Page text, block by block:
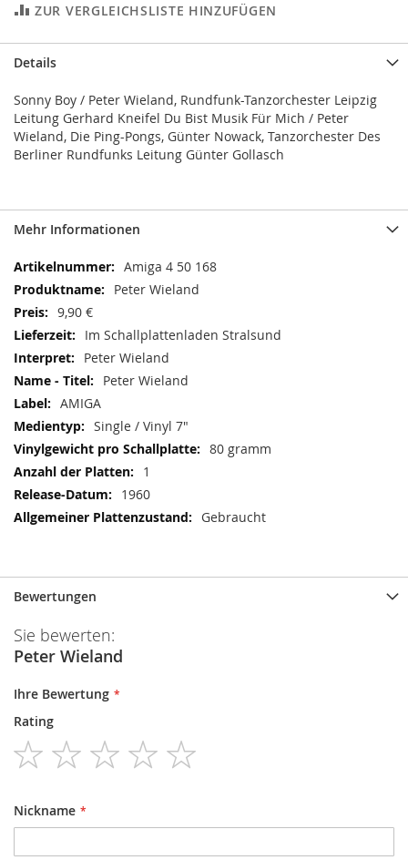
ZUR VERGLEICHSLISTE HINZUFÜGEN
Details
Sonny Boy / Peter Wieland, Rundfunk-Tanzorchester Leipzig
Leitung Gerhard Kneifel Du Bist Musik Für Mich / Peter
Wieland, Die Ping-Pongs, Günter Nowack, Tanzorchester Des
Berliner Rundfunks Leitung Günter Gollasch
Mehr Informationen
Mehr
Informationen
Amiga 4 50 168
Peter Wieland
9,90 €
Im Schallplattenladen Stralsund
Peter Wieland
Peter Wieland
AMIGA
Single / Vinyl 7"
80 gramm
1
1960
Gebraucht
Bewertungen
Sie bewerten:
Peter Wieland
Ihre Bewertung
Rating
1
star
2
stars
3
stars
4
stars
Nickname